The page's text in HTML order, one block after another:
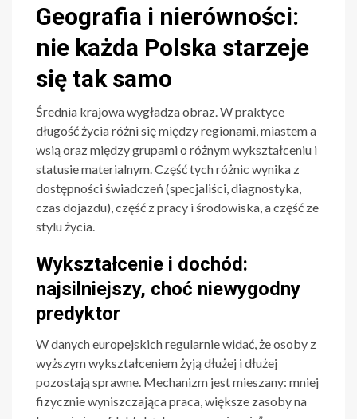
Geografia i nierówności:
nie każda Polska starzeje
się tak samo
Średnia krajowa wygładza obraz. W praktyce
długość życia różni się między regionami, miastem a
wsią oraz między grupami o różnym wykształceniu i
statusie materialnym. Część tych różnic wynika z
dostępności świadczeń (specjaliści, diagnostyka,
czas dojazdu), część z pracy i środowiska, a część ze
stylu życia.
Wykształcenie i dochód:
najsilniejszy, choć niewygodny
predyktor
W danych europejskich regularnie widać, że osoby z
wyższym wykształceniem żyją dłużej i dłużej
pozostają sprawne. Mechanizm jest mieszany: mniej
fizycznie wyniszczająca praca, większe zasoby na